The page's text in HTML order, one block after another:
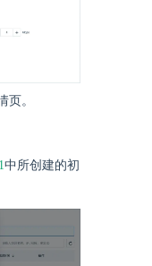
页。
中所创建的初